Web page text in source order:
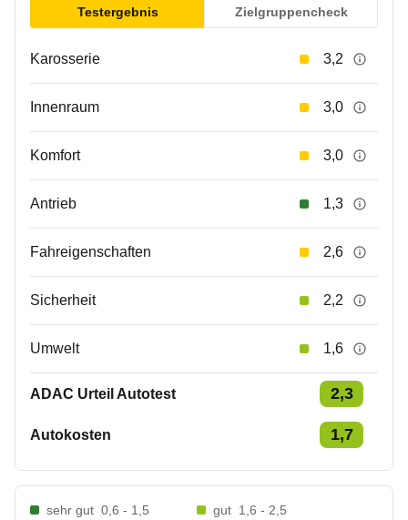
Testergebnis Zielgruppencheck
Karosserie 3,2
Innenraum 3,0
Komfort 3,0
Antrieb 1,3
Fahreigenschaften 2,6
Sicherheit 2,2
Umwelt 1,6
ADAC Urteil Autotest 2,3
Autokosten 1,7
sehr gut 0,6 - 1,5 gut 1,6 - 2,5